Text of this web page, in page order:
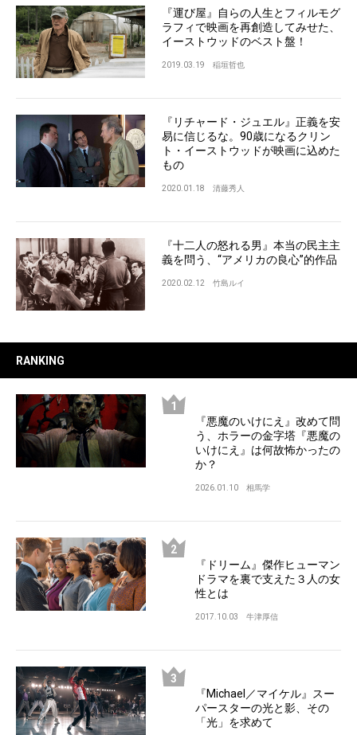
『運び屋』自らの人生とフィルモグ
ラフィで映画を再創造してみせた、
イーストウッドのベスト盤！
2019.03.19 稲垣哲也
『リチャード・ジュエル』正義を安
易に信じるな。90歳になるクリン
ト・イーストウッドが映画に込めた
もの
2020.01.18 清藤秀人
『十二人の怒れる男』本当の民主主
義を問う、“アメリカの良心”的作品
2020.02.12 竹島ルイ
RANKING
『悪魔のいけにえ』改めて問
う、ホラーの金字塔『悪魔の
いけにえ』は何故怖かったの
か？
2026.01.10 相馬学
『ドリーム』傑作ヒューマン
ドラマを裏で支えた３人の女
性とは
2017.10.03 牛津厚信
『Michael／マイケル』スー
パースターの光と影、その
「光」を求めて